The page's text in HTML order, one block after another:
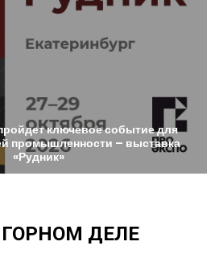
ключевоесобытиедля
промышленности – выставка
«Рудник»
ГОРНОМ ДЕЛЕ